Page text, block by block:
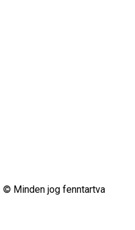
© Minden jog fenntartva